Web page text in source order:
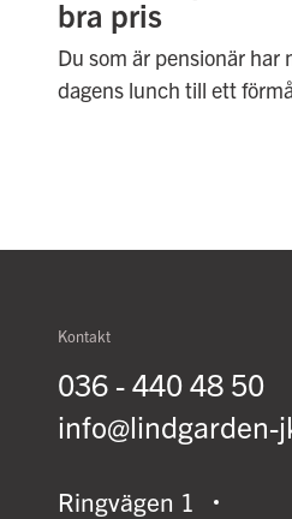
bra pris
Du som är pensionär har
dagens lunch till ett
Kontakt
036 - 440 48 50
info@lindgarden-
Ringvägen 1